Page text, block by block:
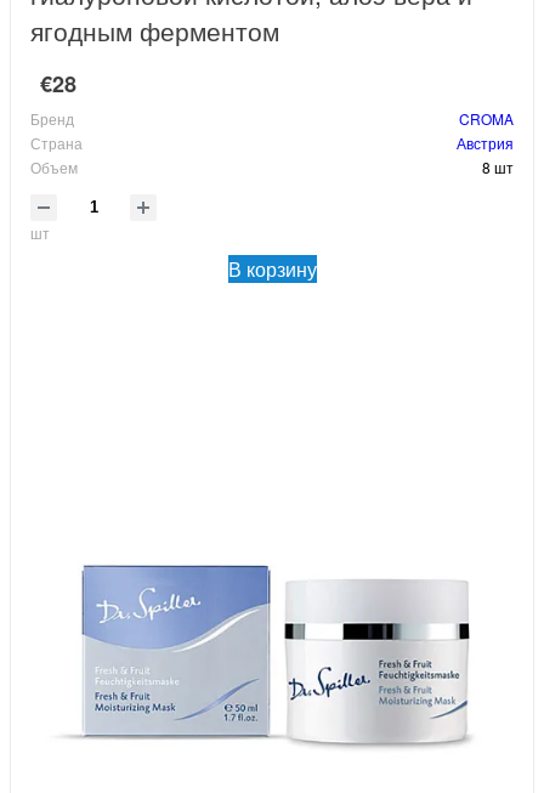
ягодным ферментом
€28
Бренд
CROMA
Страна
Австрия
Объем
8 шт
шт
В корзину